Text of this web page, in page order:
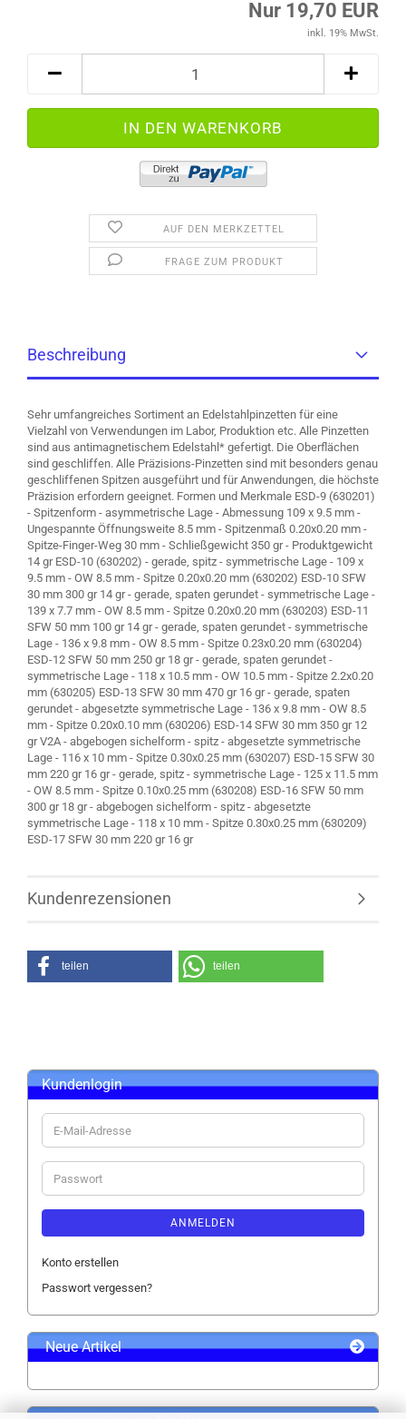
Nur 19,70 EUR
inkl. 19% MwSt.
AUF DEN MERKZETTEL
FRAGE ZUM PRODUKT
Beschreibung
Sehr umfangreiches Sortiment an Edelstahlpinzetten für eine
Vielzahl von Verwendungen im Labor, Produktion etc. Alle Pinzetten
sind aus antimagnetischem Edelstahl* gefertigt. Die Oberflächen
sind geschliffen. Alle Präzisions-Pinzetten sind mit besonders genau
geschliffenen Spitzen ausgeführt und für Anwendungen, die höchste
Präzision erfordern geeignet. Formen und Merkmale ESD-9 (630201)
- Spitzenform - asymmetrische Lage - Abmessung 109 x 9.5 mm -
Ungespannte Öffnungsweite 8.5 mm - Spitzenmaß 0.20x0.20 mm -
Spitze-Finger-Weg 30 mm - Schließgewicht 350 gr - Produktgewicht
14 gr ESD-10 (630202) - gerade, spitz - symmetrische Lage - 109 x
9.5 mm - OW 8.5 mm - Spitze 0.20x0.20 mm (630202) ESD-10 SFW
30 mm 300 gr 14 gr - gerade, spaten gerundet - symmetrische Lage -
139 x 7.7 mm - OW 8.5 mm - Spitze 0.20x0.20 mm (630203) ESD-11
SFW 50 mm 100 gr 14 gr - gerade, spaten gerundet - symmetrische
Lage - 136 x 9.8 mm - OW 8.5 mm - Spitze 0.23x0.20 mm (630204)
ESD-12 SFW 50 mm 250 gr 18 gr - gerade, spaten gerundet -
symmetrische Lage - 118 x 10.5 mm - OW 10.5 mm - Spitze 2.2x0.20
mm (630205) ESD-13 SFW 30 mm 470 gr 16 gr - gerade, spaten
gerundet - abgesetzte symmetrische Lage - 136 x 9.8 mm - OW 8.5
mm - Spitze 0.20x0.10 mm (630206) ESD-14 SFW 30 mm 350 gr 12
gr V2A - abgebogen sichelform - spitz - abgesetzte symmetrische
Lage - 116 x 10 mm - Spitze 0.30x0.25 mm (630207) ESD-15 SFW 30
mm 220 gr 16 gr - gerade, spitz - symmetrische Lage - 125 x 11.5 mm
- OW 8.5 mm - Spitze 0.10x0.25 mm (630208) ESD-16 SFW 50 mm
300 gr 18 gr - abgebogen sichelform - spitz - abgesetzte
symmetrische Lage - 118 x 10 mm - Spitze 0.30x0.25 mm (630209)
ESD-17 SFW 30 mm 220 gr 16 gr
Kundenrezensionen
teilen teilen
Kundenlogin
E-
Mail-
Adresse
Passwort
ANMELDEN
Konto erstellen
Passwort vergessen?
Neue Artikel